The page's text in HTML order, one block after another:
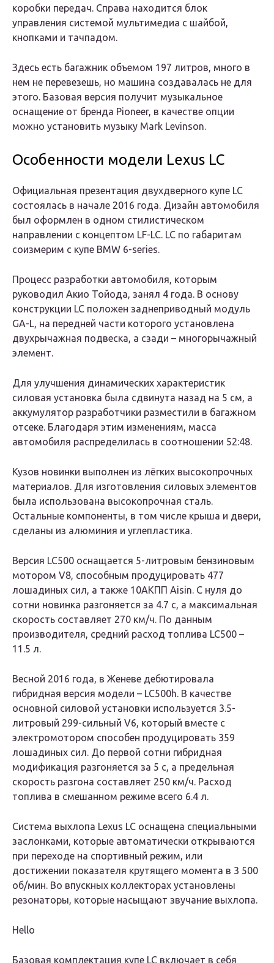
коробки передач. Справа находится блок
управления системой мультимедиа с шайбой,
кнопками и тачпадом.
Здесь есть багажник объемом 197 литров, много в
нем не перевезешь, но машина создавалась не для
этого. Базовая версия получит музыкальное
оснащение от бренда Pioneer, в качестве опции
можно установить музыку Mark Levinson.
Особенности модели Lexus LC
Официальная презентация двухдверного купе LC
состоялась в начале 2016 года. Дизайн автомобиля
был оформлен в одном стилистическом
направлении с концептом LF-LC. LC по габаритам
соизмерим с купе BMW 6-series.
Процесс разработки автомобиля, которым
руководил Акио Тойода, занял 4 года. В основу
конструкции LC положен заднеприводный модуль
GA-L, на передней части которого установлена
двухрычажная подвеска, а сзади – многорычажный
элемент.
Для улучшения динамических характеристик
силовая установка была сдвинута назад на 5 см, а
аккумулятор разработчики разместили в багажном
отсеке. Благодаря этим изменениям, масса
автомобиля распределилась в соотношении 52:48.
Кузов новинки выполнен из лёгких высокопрочных
материалов. Для изготовления силовых элементов
была использована высокопрочная сталь.
Остальные компоненты, в том числе крыша и двери,
сделаны из алюминия и углепластика.
Версия LC500 оснащается 5-литровым бензиновым
мотором V8, способным продуцировать 477
лошадиных сил, а также 10АКПП Aisin. С нуля до
сотни новинка разгоняется за 4.7 с, а максимальная
скорость составляет 270 км/ч. По данным
производителя, средний расход топлива LC500 –
11.5 л.
Весной 2016 года, в Женеве дебютировала
гибридная версия модели – LC500h. В качестве
основной силовой установки используется 3.5-
литровый 299-сильный V6, который вместе с
электромотором способен продуцировать 359
лошадиных сил. До первой сотни гибридная
модификация разгоняется за 5 с, а предельная
скорость разгона составляет 250 км/ч. Расход
топлива в смешанном режиме всего 6.4 л.
Система выхлопа Lexus LC оснащена специальными
заслонками, которые автоматически открываются
при переходе на спортивный режим, или
достижении показателя крутящего момента в 3 500
об/мин. Во впускных коллекторах установлены
резонаторы, которые насыщают звучание выхлопа.
Hello
Базовая комплектация купе LC включает в себя